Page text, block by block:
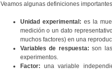
Veamos algunas definiciones
Unidad experimental: es la
medición o un dato
muchos factores) en una
Variables de respuesta: son
experimentos.
Factor: una variable